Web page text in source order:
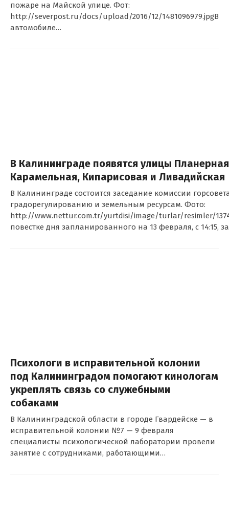
пожаре на Майской улице. Фот:
http://severpost.ru/docs/upload/2016/12/1481096979.jpgВ
автомобиле…
В Калининграде появятся улицы
Карамельная, Кипарисовая и Ливадийская
В Калининграде состоится заседание комиссии
градорегулированию и земельным ресурсам. Фото:
http://www.nettur.com.tr/yurtdisi/image/turlar/resimler/
повестке дня запланированного на 13 февраля, с 14:15,
Психологи в исправительной колонии
под Калининградом помогают кинологам
укреплять связь со служебными
собаками
В Калининградской области в городе Гвардейске — в
исправительной колонии №7 — 9 февраля
специалисты психологической лаборатории провели
занятие с сотрудниками, работающими…